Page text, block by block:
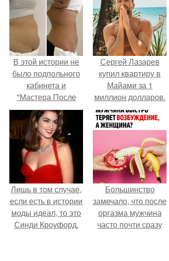
В этой истории не
было подпольного
кабинета и
"Мастера После
Двухнедельных
Курсов".
Сергей Лазарев
купил квартиру в
Майами за 1
миллион долларов.
Лишь в том случае,
если есть в истории
моды идеал, то это
Синди Кроуфорд.
Большинство
замечало, что после
оргазма мужчина
часто почти сразу